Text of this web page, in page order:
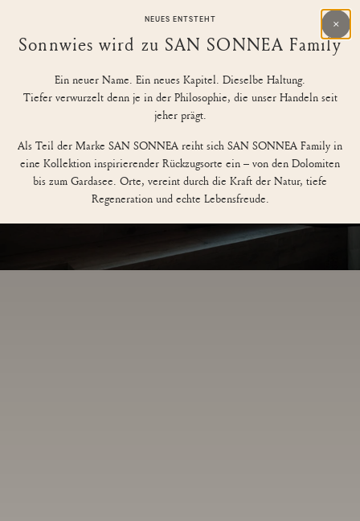
IT EN
×
NEUES ENTSTEHT
Sonnwies wird zu SAN SONNEA Family
Ein neuer Name. Ein neues Kapitel. Dieselbe Haltung.
Tiefer verwurzelt denn je in der Philosophie, die unser Handeln seit
jeher prägt.
Als Teil der Marke SAN SONNEA reiht sich SAN SONNEA Family in
eine Kollektion inspirierender Rückzugsorte ein – von den Dolomiten
bis zum Gardasee. Orte, vereint durch die Kraft der Natur, tiefe
Regeneration und echte Lebensfreude.